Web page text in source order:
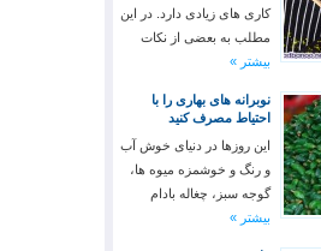
کاری های زیادی دارد. در این
مطلب به بعضی از نکات
بیشتر »
نوبرانه های بهاری را با
احتیاط مصرف کنید
این روزها در دنیای خوش آب
و رنگ و خوشمزه میوه ها،
گوجه سبز، چغاله بادام
بیشتر »